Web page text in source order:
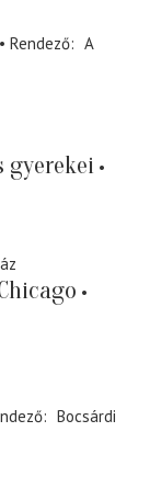
Rendező
A
gyerekei
Bocsárdi